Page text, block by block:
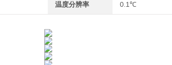
温度分辨率 0.1℃